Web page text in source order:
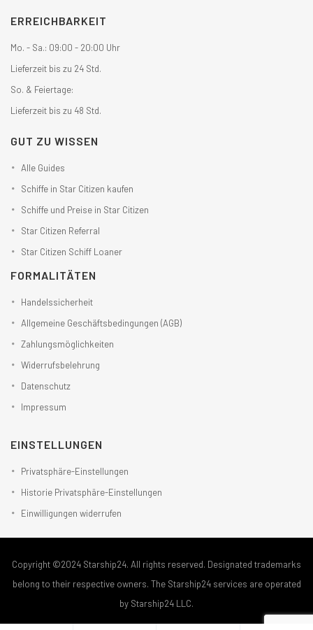
ERREICHBARKEIT
Mo. - Sa.: 09:00 - 20:00 Uhr
Lieferzeit bis zu 24 Std.
So. & Feiertage:
Lieferzeit bis zu 48 Std.
GUT ZU WISSEN
Alle Guides
Schiffe in Star Citizen kaufen
Schiffe und Preise in Star Citizen
Star Citizen Referral
Star Citizen Schiff Loaner
FORMALITÄTEN
Handelssicherheit
Allgemeine Geschäftsbedingungen (AGB)
Zahlungsmöglichkeiten
Widerrufsbelehrung
Datenschutz
Impressum
EINSTELLUNGEN
Privatsphäre-Einstellungen
Historie Privatsphäre-Einstellungen
Einwilligungen widerrufen
Copyright ©2024 Starship24. All rights reserved. Designated trademarks
belong to their respective owners. The Starship24 services are operated
by Starship24 LLC.